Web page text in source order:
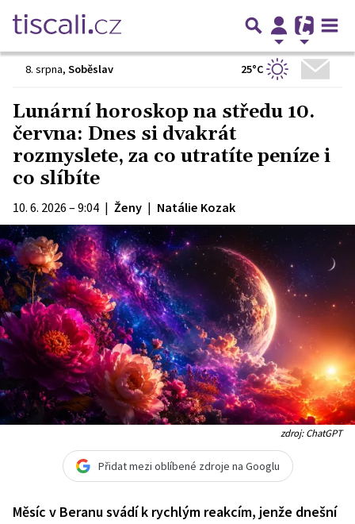
8. srpna, Soběslav 25°C
Lunární horoskop na středu 10.
června: Dnes si dvakrát
rozmyslete, za co utratíte peníze i
co slíbíte
10. 6. 2026 – 9:04 | Ženy | Natálie Kozak
zdroj: ChatGPT
Přidat mezi oblíbené zdroje na Googlu
Měsíc v Beranu svádí k rychlým reakcím, jenže dnešní